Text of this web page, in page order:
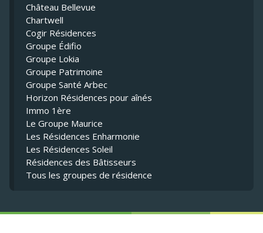
Château Bellevue
Chartwell
Cogir Résidences
Groupe Édifio
Groupe Lokia
Groupe Patrimoine
Groupe Santé Arbec
Horizon Résidences pour aînés
Immo 1ère
Le Groupe Maurice
Les Résidences Enharmonie
Les Résidences Soleil
Résidences des Bâtisseurs
Tous les groupes de résidence